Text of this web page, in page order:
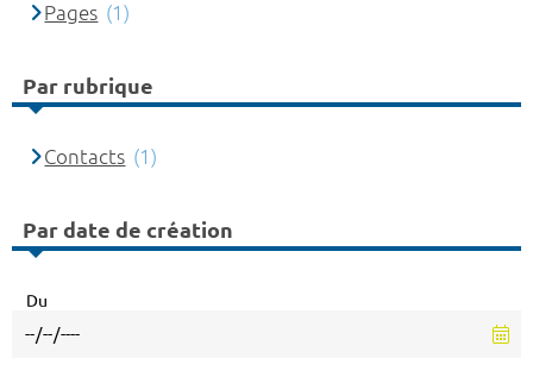
Pages (1)
Par rubrique
Contacts (1)
Par date de création
Du